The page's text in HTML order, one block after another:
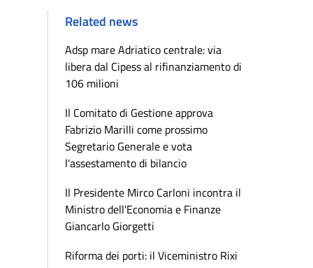
Related news
Adsp mare Adriatico centrale: via
libera dal Cipess al rifinanziamento di
106 milioni
Il Comitato di Gestione approva
Fabrizio Marilli come prossimo
Segretario Generale e vota
l'assestamento di bilancio
Il Presidente Mirco Carloni incontra il
Ministro dell'Economia e Finanze
Giancarlo Giorgetti
Riforma dei porti: il Viceministro Rixi